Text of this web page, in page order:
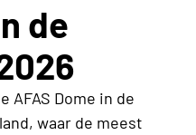
de
AFAS Dome in de
waar de meest